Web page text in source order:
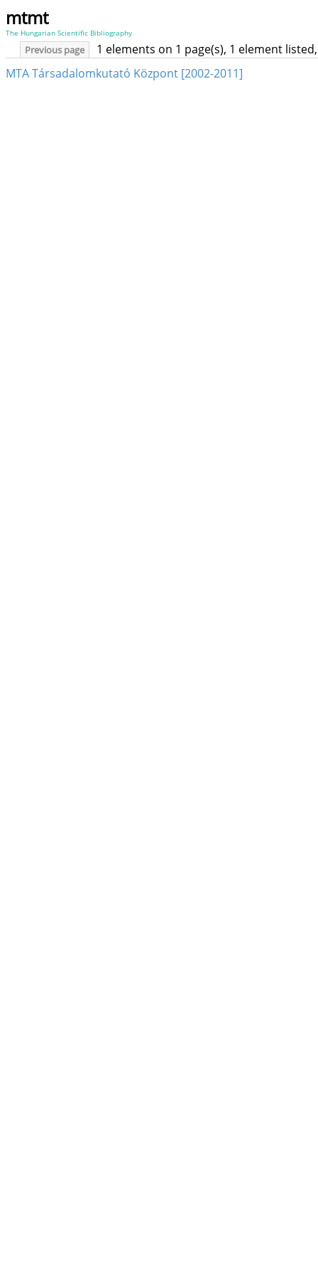
mtmt
The Hungarian Scientific Bibliography
Previous page
1 elements on 1 page(s), 1 element
MTA Társadalomkutató Központ [2002-2011]